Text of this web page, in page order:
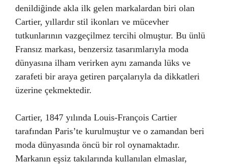
denildiğinde akla ilk gelen markalardan biri olan
Cartier, yıllardır stil ikonları ve mücevher
tutkunlarının vazgeçilmez tercihi olmuştur. Bu ünlü
Fransız markası, benzersiz tasarımlarıyla moda
dünyasına ilham verirken aynı zamanda lüks ve
zarafeti bir araya getiren parçalarıyla da dikkatleri
üzerine çekmektedir.
Cartier, 1847 yılında Louis-François Cartier
tarafından Paris’te kurulmuştur ve o zamandan beri
moda dünyasında öncü bir rol oynamaktadır.
Markanın eşsiz takılarında kullanılan elmaslar,